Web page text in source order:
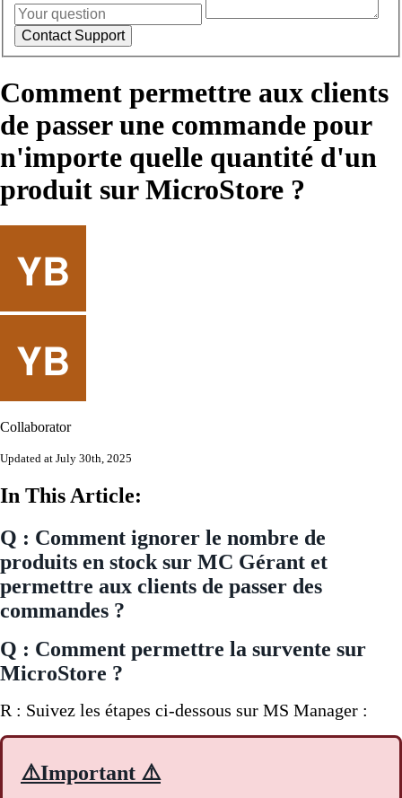
Comment permettre aux clients
de passer une commande pour
n'importe quelle quantité d'un
produit sur MicroStore ?
Collaborator
Updated at July 30th, 2025
In This Article:
Q : Comment ignorer le nombre de
produits en stock sur MC Gérant et
permettre aux clients de passer des
commandes ?
Q : Comment permettre la survente sur
MicroStore ?
R : Suivez les étapes ci-dessous sur MS Manager :
⚠️Important ⚠️